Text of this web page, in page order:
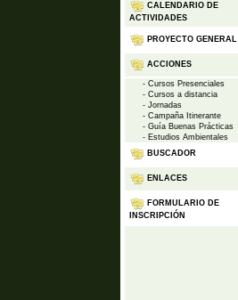
CALENDARIO DE
ACTIVIDADES
PROYECTO GENERAL
ACCIONES
- Cursos Presenciales
- Cursos a distancia
- Jornadas
- Campaña Itinerante
- Guía Buenas Prácticas
- Estudios Ambientales
BUSCADOR
ENLACES
FORMULARIO DE
INSCRIPCIÓN